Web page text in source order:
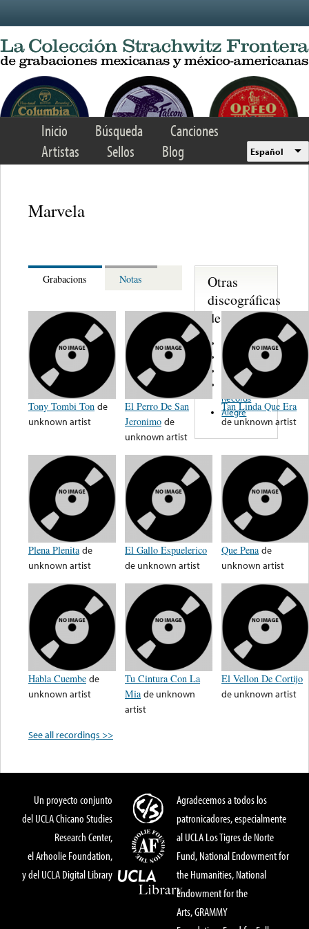
Inicio Búsqueda
Canciones
Artistas
Sellos Blog Español
Marvela
Grabacions Notas
Tony Tombi Ton de
unknown artist
El Perro De San
Jeronimo de
unknown artist
Tan Linda Que Era
de unknown artist
Plena Plenita de
unknown artist
El Gallo Espuelerico
de unknown artist
Que Pena de
unknown artist
Habla Cuembe de
unknown artist
Tu Cintura Con La
Mia de unknown
artist
El Vellon De Cortijo
de unknown artist
See all recordings >>
Otras
discográficas
de nota ...
Seeco
Ansonia
Fragoso
Artomax
Records
Alegre
Un proyecto conjunto
del UCLA Chicano Studies
Research Center,
el Arhoolie Foundation,
y del UCLA Digital Library
Agradecemos a todos los
patronicadores, especialmente
al UCLA Los Tigres de Norte
Fund, National Endowment for
the Humanities, National
Endowment for the
Arts, GRAMMY